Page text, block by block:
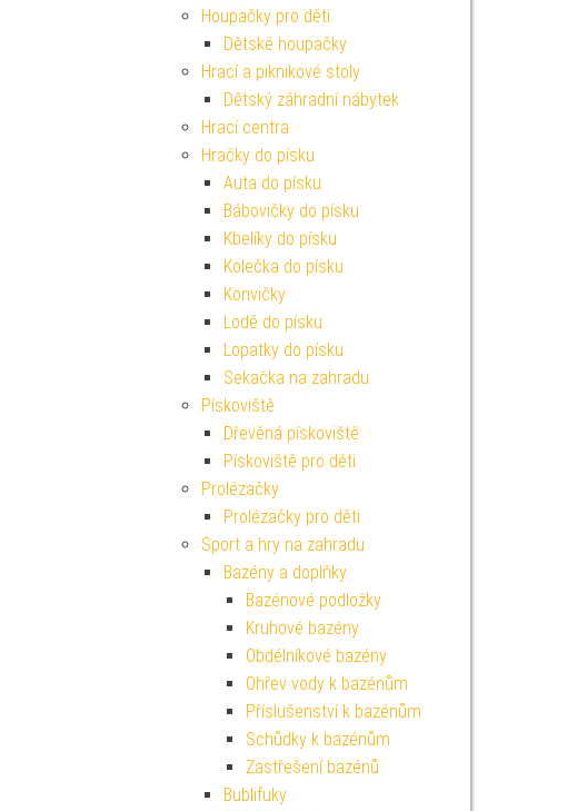
Houpačky pro děti
Dětské houpačky
Hrací a piknikové stoly
Dětský záhradní nábytek
Hrací centra
Hračky do písku
Auta do písku
Bábovičky do písku
Kbelíky do písku
Kolečka do písku
Konvičky
Lodě do písku
Lopatky do písku
Sekačka na zahradu
Pískoviště
Dřevěná pískoviště
Pískoviště pro děti
Prolézačky
Prolézačky pro děti
Sport a hry na zahradu
Bazény a doplňky
Bazénové podložky
Kruhové bazény
Obdélníkové bazény
Ohřev vody k bazénům
Příslušenství k bazénům
Schůdky k bazénům
Zastřešení bazénů
Bublifuky